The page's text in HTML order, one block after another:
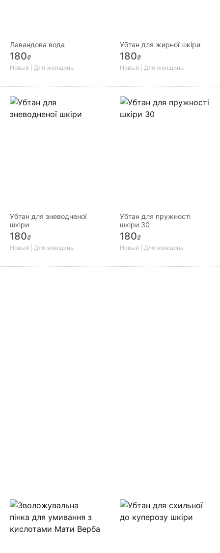
Лавандова вода
180₴
Новый | Для женщины
Убтан для жирної шкіри
180₴
Новый | Для женщины
Убтан для зневодненої
шкіри
180₴
Новый | Для женщины
Убтан для пружності
шкіри 30
180₴
Новый | Для женщины